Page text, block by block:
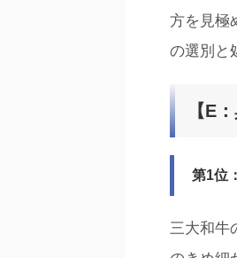
方を見極
の選別と
【E
第1位
三大和牛